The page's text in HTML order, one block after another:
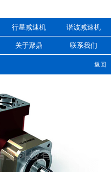
行星减速机 谐波减速机
关于聚鼎 联系我们
返回